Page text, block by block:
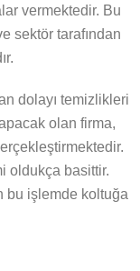
vermektedir. Bu
sektör tarafından
dolayı temizlikleri
olan firma,
oldukça basittir.
bu işlemde koltuğa